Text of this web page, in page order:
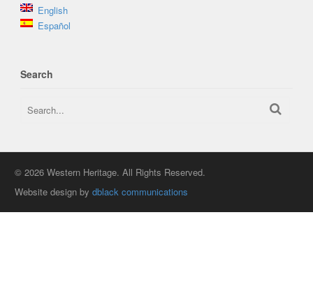
English
Español
Search
© 2026 Western Heritage. All Rights Reserved.
Website design bydblack communications